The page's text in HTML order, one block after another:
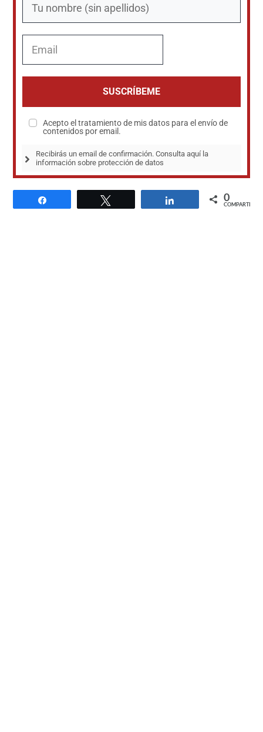
SUSCRÍBEME
Acepto el tratamiento de mis datos para el envío de
contenidos por email.
Recibirás un email de confirmación. Consulta aquí la
información sobre protección de datos
Compartir 0
COMPARTIR